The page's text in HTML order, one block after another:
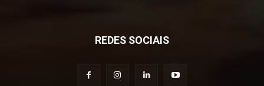
REDES SOCIAIS